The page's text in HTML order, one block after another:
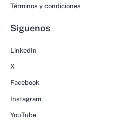
Términos y condiciones
Síguenos
LinkedIn
X
Facebook
Instagram
YouTube